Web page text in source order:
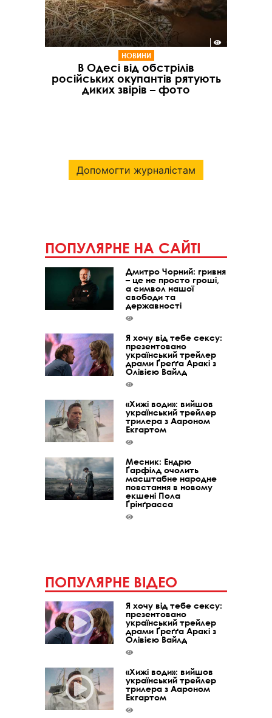
НОВИНИ
В Одесі від обстрілів
російських окупантів рятують
диких звірів – фото
Допомогти журналістам
ПОПУЛЯРНЕ НА САЙТІ
Дмитро Чорний: гривня
– це не просто гроші,
а символ нашої
свободи та
державності
Я хочу від тебе сексу:
презентовано
український трейлер
драми Ґреґґа Аракі з
Олівією Вайлд
«Хижі води»: вийшов
український трейлер
трилера з Аароном
Екгартом
Месник: Ендрю
Ґарфілд очолить
масштабне народне
повстання в новому
екшені Пола
Ґрінґрасса
ПОПУЛЯРНЕ ВІДЕО
Я хочу від тебе сексу:
презентовано
український трейлер
драми Ґреґґа Аракі з
Олівією Вайлд
«Хижі води»: вийшов
український трейлер
трилера з Аароном
Екгартом